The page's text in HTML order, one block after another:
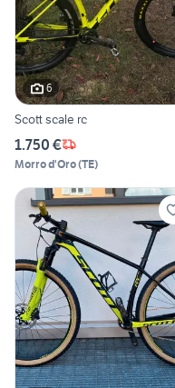
6
Scott scale rc
1.750 €
Morro d'Oro(TE)